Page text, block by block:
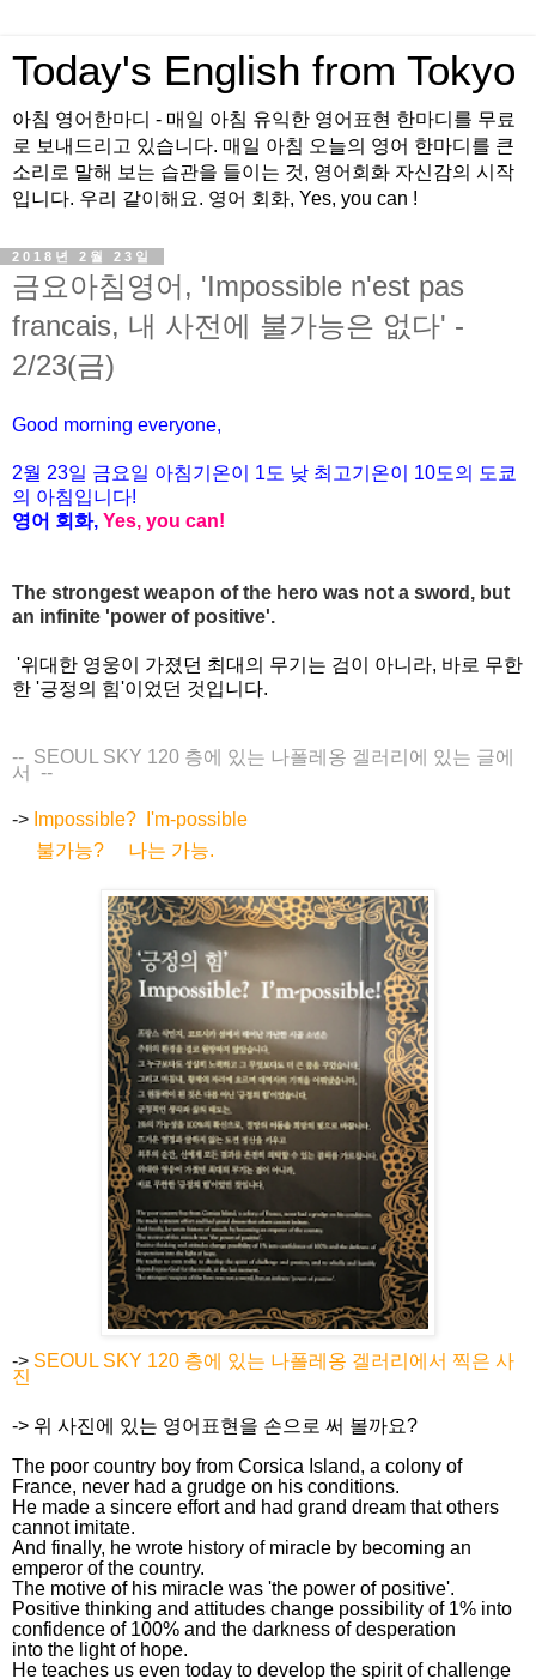
Today's English from Tokyo
아침 영어한마디 - 매일 아침 유익한 영어표현 한마디를 무료
로 보내드리고 있습니다. 매일 아침 오늘의 영어 한마디를 큰
소리로 말해 보는 습관을 들이는 것, 영어회화 자신감의 시작
입니다. 우리 같이해요. 영어 회화, Yes, you can !
2018년 2월 23일
금요아침영어, 'Impossible n'est pas
francais, 내 사전에 불가능은 없다' -
2/23(금)
Good morning everyone,
2월 23일 금요일 아침기온이 1도 낮 최고기온이 10도의 도쿄
의 아침입니다!
영어 회화, Yes, you can!
The strongest weapon of the hero was not a sword, but
an infinite 'power of positive'.
'위대한 영웅이 가졌던 최대의 무기는 검이 아니라, 바로 무한
한 '긍정의 힘'이었던 것입니다.
-- SEOUL SKY 120 층에 있는 나폴레옹 겔러리에 있는 글에
서 --
-> Impossible? I'm-possible
불가능? 나는 가능.
-> SEOUL SKY 120 층에 있는 나폴레옹 겔러리에서 찍은 사
진
-> 위 사진에 있는 영어표현을 손으로 써 볼까요?
The poor country boy from Corsica Island, a colony of
France, never had a grudge on his conditions.
He made a sincere effort and had grand dream that others
cannot imitate.
And finally, he wrote history of miracle by becoming an
emperor of the country.
The motive of his miracle was 'the power of positive'.
Positive thinking and attitudes change possibility of 1% into
confidence of 100% and the darkness of desperation
into the light of hope.
He teaches us even today to develop the spirit of challenge